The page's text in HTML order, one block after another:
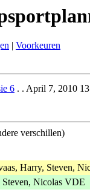
| Voorkeuren
6 . . April 7, 2010
verschillen)
Harry, Steven,
Nicolas VDE